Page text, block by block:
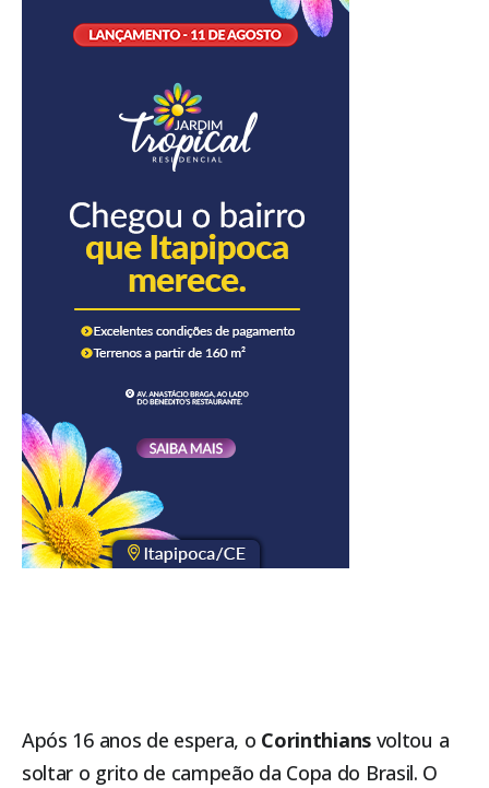
Após 16 anos de espera, o Corinthiansvoltou a
soltar o grito de campeão da Copa do Brasil. O